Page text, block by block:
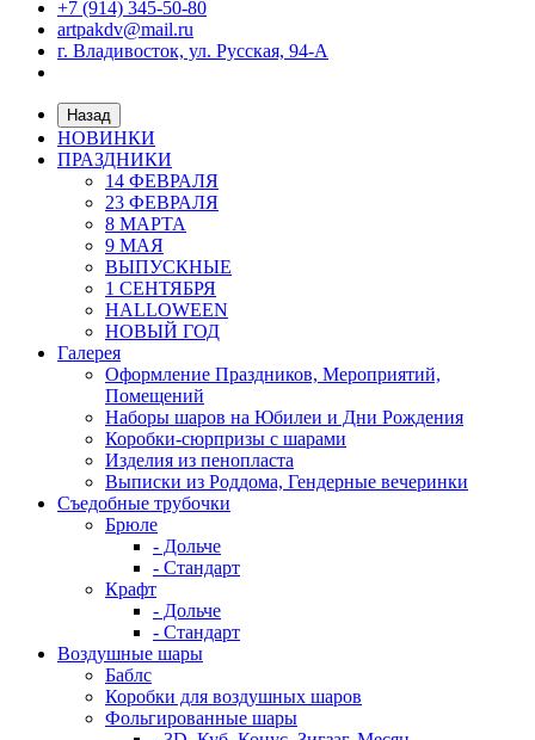
+7 (914) 345-50-80
artpakdv@mail.ru
г. Владивосток, ул. Русская, 94-А
Назад
НОВИНКИ
ПРАЗДНИКИ
14 ФЕВРАЛЯ
23 ФЕВРАЛЯ
8 МАРТА
9 МАЯ
ВЫПУСКНЫЕ
1 СЕНТЯБРЯ
HALLOWEEN
НОВЫЙ ГОД
Галерея
Оформление Праздников, Мероприятий,
Помещений
Наборы шаров на Юбилеи и Дни Рождения
Коробки-сюрпризы с шарами
Изделия из пенопласта
Выписки из Роддома, Гендерные вечеринки
Съедобные трубочки
Брюле
- Дольче
- Стандарт
Крафт
- Дольче
- Стандарт
Воздушные шары
Баблс
Коробки для воздушных шаров
Фольгированные шары